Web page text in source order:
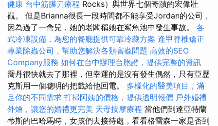
健康 台中筋膜刀療程 Rocks）與世界七個奇蹟的宏偉壯
觀。 但是Brianna很長一段時間都不能享受Jordan的公司，
因為過了一會兒，她的老闆稱她在鯊魚池中發生事故。 各
式冷凍設備，為您的餐廳提供可靠冷藏方案 逢甲脊椎矯正
專業除蟲公司，幫助您解決各類害蟲問題 高效的SEO
Company服務 如何在台中辦理台胞證，提供完整的資訊
喬丹很快就去了那裡，但幸運的是沒有發生偶然，只有亞歷
克斯用一個聰明的把戲給他回電。 多樣化的醫美項目，滿
足你的不同需求 打掃阿姨的價格，提供透明報價 戶外婚禮
外燴，讓您的婚禮更完美 天母按摩療程 當他們到達亞特蘭
蒂斯的巴哈馬時，女孩們去接待處，看看格雷森一家是否到